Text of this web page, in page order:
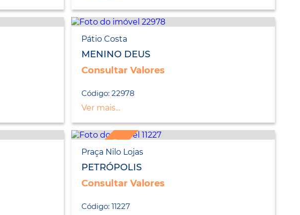
Pátio Costa
MENINO DEUS
Consultar Valores
Código: 22978
Ver mais...
LANÇAMENTO
Praça Nilo Lojas
PETRÓPOLIS
Consultar Valores
Código: 11227